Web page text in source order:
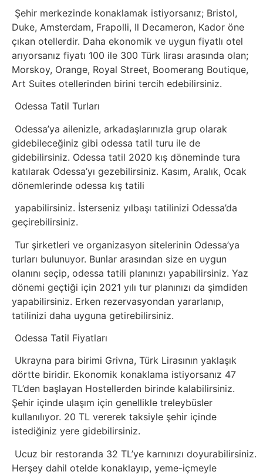
Yemek
Youtube
Şehir merkezinde konaklamak istiyorsanız; Bristol,
Duke, Amsterdam, Frapolli, Il Decameron, Kador öne
çıkan otellerdir. Daha ekonomik ve uygun fiyatlı otel
arıyorsanız fiyatı 100 ile 300 Türk lirası arasında olan;
Morskoy, Orange, Royal Street, Boomerang Boutique,
Art Suites otellerinden birini tercih edebilirsiniz.
Odessa Tatil Turları
Odessa’ya ailenizle, arkadaşlarınızla grup olarak
gidebileceğiniz gibi odessa tatil turu ile de
gidebilirsiniz. Odessa tatil 2020 kış döneminde tura
katılarak Odessa’yı gezebilirsiniz. Kasım, Aralık, Ocak
dönemlerinde odessa kış tatili
yapabilirsiniz. İsterseniz yılbaşı tatilinizi Odessa’da
geçirebilirsiniz.
Tur şirketleri ve organizasyon sitelerinin Odessa’ya
turları bulunuyor. Bunlar arasından size en uygun
olanını seçip, odessa tatili planınızı yapabilirsiniz. Yaz
dönemi geçtiği için 2021 yılı tur planınızı da şimdiden
yapabilirsiniz. Erken rezervasyondan yararlanıp,
tatilinizi daha uyguna getirebilirsiniz.
Odessa Tatil Fiyatları
Ukrayna para birimi Grivna, Türk Lirasının yaklaşık
dörtte biridir. Ekonomik konaklama istiyorsanız 47
TL’den başlayan Hostellerden birinde kalabilirsiniz.
Şehir içinde ulaşım için genellikle treleybüsler
kullanılıyor. 20 TL vererek taksiyle şehir içinde
istediğiniz yere gidebilirsiniz.
Ucuz bir restoranda 32 TL’ye karnınızı doyurabilirsiniz.
Herşey dahil otelde konaklayıp, yeme-içmeyle